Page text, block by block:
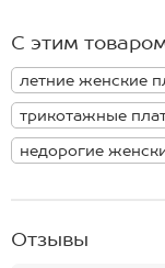
Летнее облегающее
повседневных
С этим
летние женские
трикотажные
недорогие
Отзывы